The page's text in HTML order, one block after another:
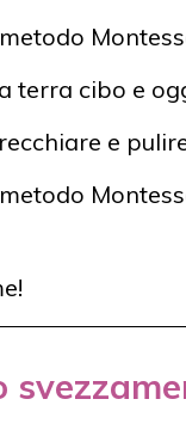
terra cibo e
e